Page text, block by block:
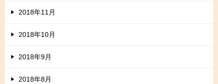
2018年11月
2018年10月
2018年9月
2018年8月